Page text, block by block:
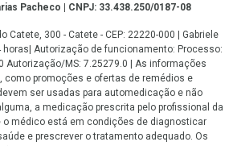
Pacheco | CNPJ: 33.438.250/0187-08
Catete, 300 - Catete - CEP: 22220-000 | Gabriele
horas| Autorização de funcionamento: Processo:
Autorização/MS: 7.25279.0 | As informações
como promoções e ofertas de remédios e
ser usadas para automedicação e não
a medicação prescrita pelo profissional da
o médico está em condições de diagnosticar
e prescrever o tratamento adequado. Os